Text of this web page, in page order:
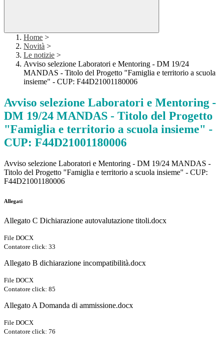
Home >
Novità >
Le notizie >
Avviso selezione Laboratori e Mentoring - DM 19/24
MANDAS - Titolo del Progetto "Famiglia e territorio a scuola
insieme" - CUP: F44D21001180006
Avviso selezione Laboratori e Mentoring -
DM 19/24 MANDAS - Titolo del Progetto
"Famiglia e territorio a scuola insieme" -
CUP: F44D21001180006
Avviso selezione Laboratori e Mentoring - DM 19/24 MANDAS -
Titolo del Progetto "Famiglia e territorio a scuola insieme" - CUP:
F44D21001180006
Allegati
Allegato C Dichiarazione autovalutazione titoli.docx
File DOCX
Contatore click: 33
Allegato B dichiarazione incompatibilità.docx
File DOCX
Contatore click: 85
Allegato A Domanda di ammissione.docx
File DOCX
Contatore click: 76